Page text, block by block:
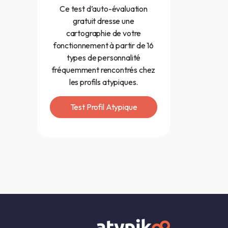
Ce test d’auto-évaluation
gratuit dresse une
cartographie de votre
fonctionnement à partir de 16
types de personnalité
fréquemment rencontrés chez
les profils atypiques.
Test Profil Atypique